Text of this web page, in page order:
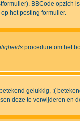
BBCode opzich
het posting formulier.
procedure om het
gelukkig, :(
deze te verwijderen en